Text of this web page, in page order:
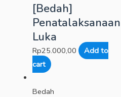
[Bedah]
Penatalaksanaan
Luka
Rp25.000,00
Add to
cart
Bedah